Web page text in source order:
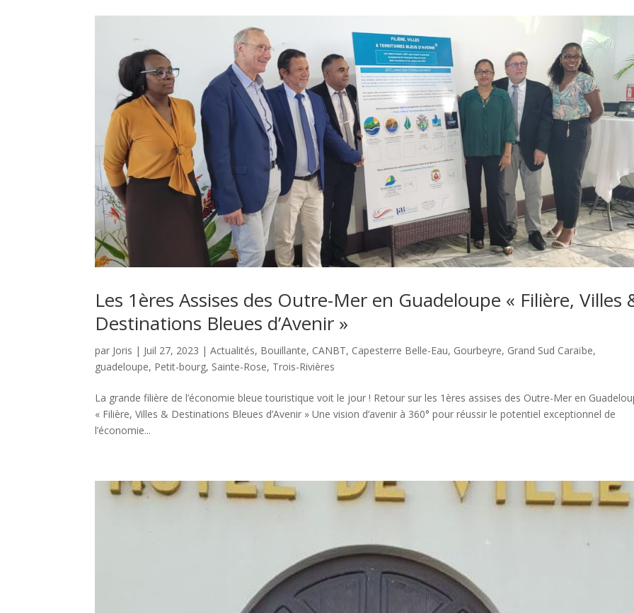
Les 1ères Assises des Outre-Mer en Guadeloupe « Filière, Villes
Destinations Bleues d’Avenir »
par Joris | Juil 27, 2023 |Actualités, Bouillante, CANBT, Capesterre Belle-Eau, Gourbeyre, Grand Sud Caraïbe,
guadeloupe, Petit-bourg, Sainte-Rose, Trois-Rivières
La grande filière de l’économie bleue touristique voit le jour ! Retour sur les 1ères assises des Outre-Mer en
« Filière, Villes & Destinations Bleues d’Avenir » Une vision d’avenir à 360° pour réussir le potentiel exceptionnel de
l’économie...